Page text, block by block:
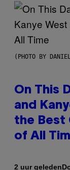
(PHOTO BY
On This
and
the Best
of All
2 uur geleden